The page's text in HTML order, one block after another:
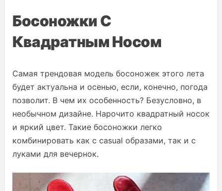
Босоножки С
Квадратным Носом
Самая трендовая модель босоножек этого лета
будет актуальна и осенью, если, конечно, погода
позволит. В чем их особенность? Безусловно, в
необычном дизайне. Нарочито квадратный носок
и яркий цвет. Такие босоножки легко
комбинировать как с casual образами, так и с
луками для вечернок.